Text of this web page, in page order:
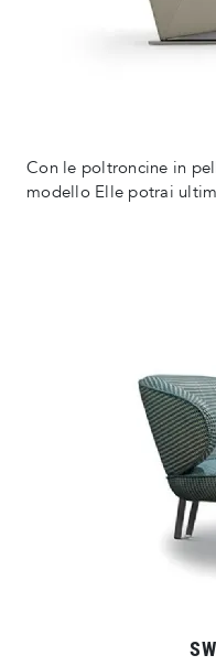
Con le poltroncine in
modello Elle potrai